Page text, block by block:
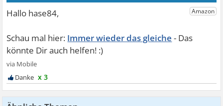
Immer wieder das gleiche
x 3